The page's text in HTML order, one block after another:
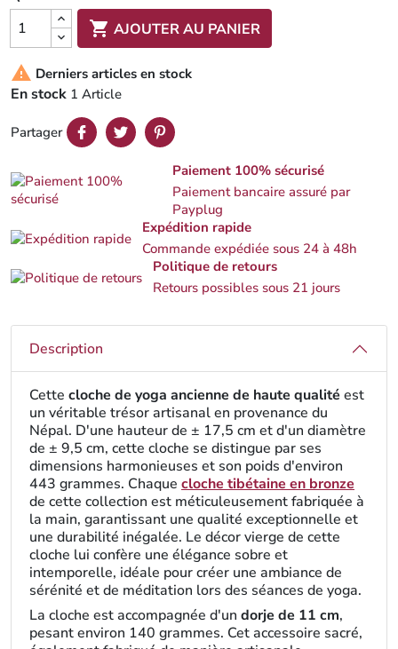
 AJOUTER AU PANIER
 Derniers articles en stock
En stock 1 Article
Partager
Paiement 100% sécurisé
Paiement bancaire assuré par
Payplug
Expédition rapide
Commande expédiée sous 24 à 48h
Politique de retours
Retours possibles sous 21 jours
Description
Cette cloche de yoga ancienne de haute qualité est
un véritable trésor artisanal en provenance du
Népal. D'une hauteur de ± 17,5 cm et d'un diamètre
de ± 9,5 cm, cette cloche se distingue par ses
dimensions harmonieuses et son poids d'environ
443 grammes. Chaque cloche tibétaine en bronze
de cette collection est méticuleusement fabriquée à
la main, garantissant une qualité exceptionnelle et
une durabilité inégalée. Le décor vierge de cette
cloche lui confère une élégance sobre et
intemporelle, idéale pour créer une ambiance de
sérénité et de méditation lors des séances de yoga.
La cloche est accompagnée d'un dorje de 11 cm,
pesant environ 140 grammes. Cet accessoire sacré,